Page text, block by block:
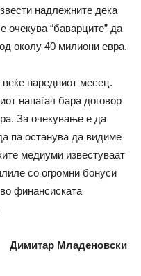
надлежните дека
“баварците” да
околу 40 милиони евра.
наредниот месец.
напаѓач бара договор
За очекување е да
па останува да видиме
медиуми известуваат
со огромни бонуси
финансиската
Димитар Младеновски